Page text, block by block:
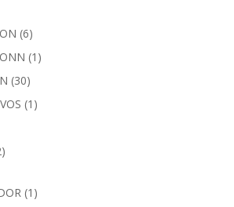
(6)
(1)
(30)
(1)
(1)